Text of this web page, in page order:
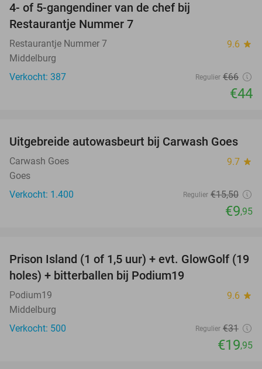
4- of 5-gangendiner van de chef bij
Restaurantje Nummer 7
Restaurantje Nummer 7 9.6 star
Middelburg
Verkocht: 387
Regulier €66
€44
36%
Uitgebreide autowasbeurt bij Carwash Goes
Carwash Goes 9.7 star
Goes
Verkocht: 1.400
Regulier €15,50
€9,95
36%
Prison Island (1 of 1,5 uur) + evt. GlowGolf (19
holes) + bitterballen bij Podium19
Podium19 9.6 star
Middelburg
Verkocht: 500
Regulier €31
€19,95